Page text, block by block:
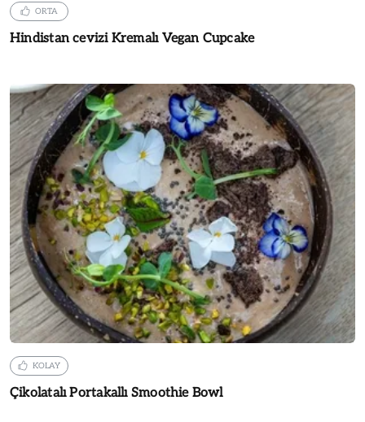
ORTA
Hindistan cevizi Kremalı Vegan Cupcake
KOLAY
Çikolatalı Portakallı Smoothie Bowl